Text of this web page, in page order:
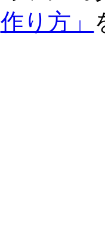
作り方」